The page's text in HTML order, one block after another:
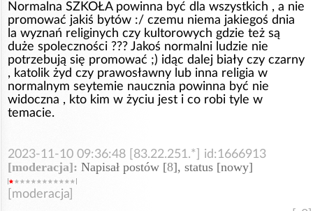
Normalna SZKOŁA powinna być dla wszystkich , a nie
promować jakiś bytów :/ czemu niema jakiegoś dnia
la wyznań religinych czy kultorowych gdzie też są
duże spoleczności ??? Jakoś normalni ludzie nie
potrzebują się promować ;) idąc dalej biały czy czarny
, katolik żyd czy prawosławny lub inna religia w
normalnym seytemie naucznia powinna być nie
widoczna , kto kim w życiu jest i co robi tyle w
temacie.
2023-11-10 09:36:48 [83.22.251.*] id:1666913
[moderacja]: Napisał postów [8], status [nowy]
[moderacja]